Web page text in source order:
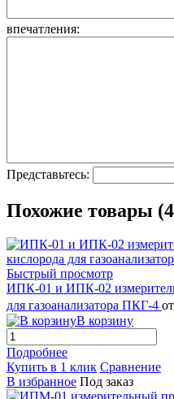
впечатления:
Представьтесь:
Похожие товары
Быстрый просмотр
ИПК-01 и ИПК-02
для газоанализатора ПКГ-4
В корзину
Подробнее
Купить в 1 клик Сравнение
В избранное Под заказ